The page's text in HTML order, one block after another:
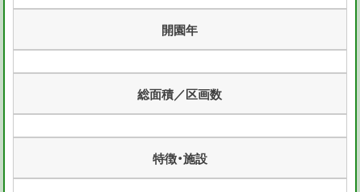
開園年
総面積／区画数
特徴・施設